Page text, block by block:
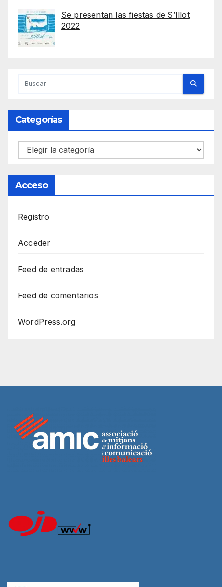
Se presentan las fiestas de S’Illot
2022
Categorías
Categorías
Acceso
Registro
Acceder
Feed de entradas
Feed de comentarios
WordPress.org